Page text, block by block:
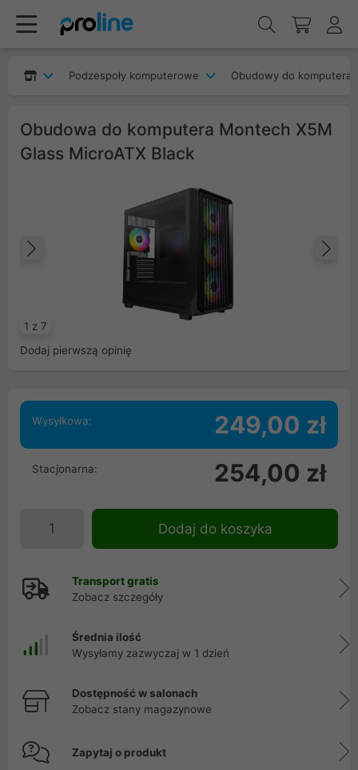
Podzespoły komputerowe Obudowy do komputera
Obudowa do komputera Montech X5M
Glass MicroATX Black
1 z 7
Poprzedni
Dodaj pierwszą opinię
Wysyłkowa: 249,00 zł
Stacjonarna: 254,00 zł
Dodaj do koszyka
Transport gratis
Zobacz szczegóły
Średnia ilość
Wysyłamy zazwyczaj w 1 dzień
Dostępność w salonach
Zobacz stany magazynowe
Zapytaj o produkt